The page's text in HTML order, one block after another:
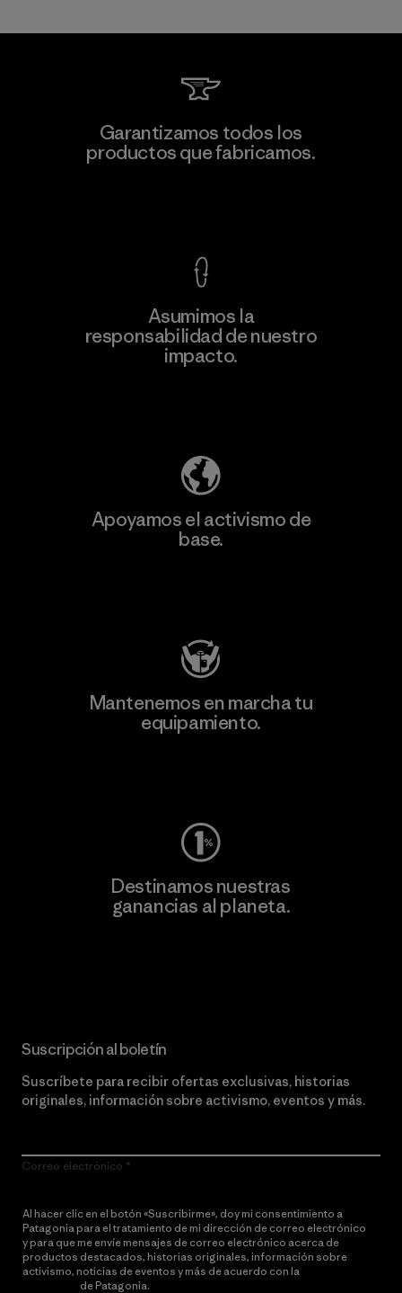
información
Toray International, Inc.
Material-supplier
Garantizamos todos los
productos que fabricamos.
Asumimos la
responsabilidad de nuestro
impacto.
Apoyamos el activismo de
base.
Mantenemos en marcha tu
equipamiento.
Destinamos nuestras
ganancias al planeta.
Suscripción al boletín
Suscríbete para recibir ofertas exclusivas, historias
originales, información sobre activismo, eventos y más.
Correo electrónico
Al hacer clic en el botón «Suscribirme», doy mi consentimiento a
Patagonia para el tratamiento de mi dirección de correo electrónico
y para que me envíe mensajes de correo electrónico acerca de
productos destacados, historias originales, información sobre
activismo, noticias de eventos y más de acuerdo con la
de Patagonia.